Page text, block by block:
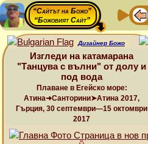
“Сайтът на Божо”
“Божовият Сайт”
Дизайнер Божо
Изгледи на катамарана
"Танцува с вълни" от долу и
под вода
Плаване в Егейско море:
Атина➜Санторини➤Атина 2017,
Гърция, 30 септември—15 октомври
2017